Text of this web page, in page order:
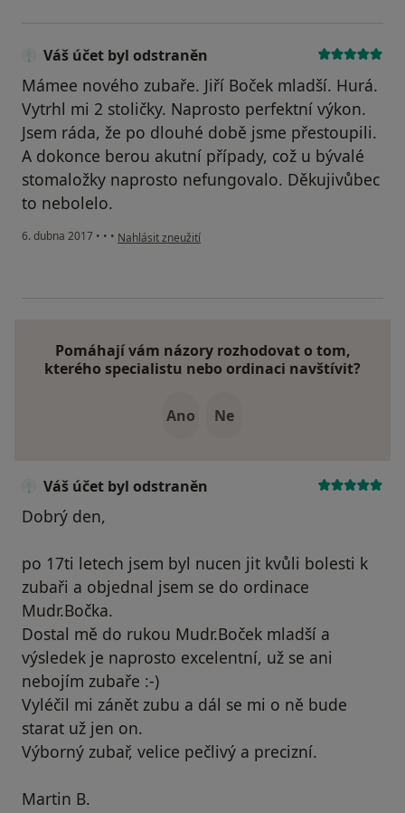
Váš účet byl odstraněn
Mámee nového zubaře. Jiří Boček mladší. Hurá.
Vytrhl mi 2 stoličky. Naprosto perfektní výkon.
Jsem ráda, že po dlouhé době jsme přestoupili.
A dokonce berou akutní případy, což u bývalé
stomaložky naprosto nefungovalo. Děkujivůbec
to nebolelo.
6. dubna 2017 • • • podle názoru uživatele Váš účet byl odstraněn
Nahlásit zneužití
Pomáhají vám názory rozhodovat o tom,
kterého specialistu nebo ordinaci navštívit?
Ano Ne
Váš účet byl odstraněn
Dobrý den,
po 17ti letech jsem byl nucen jit kvůli bolesti k
zubaři a objednal jsem se do ordinace
Mudr.Bočka.
Dostal mě do rukou Mudr.Boček mladší a
výsledek je naprosto excelentní, už se ani
nebojím zubaře :-)
Vyléčil mi zánět zubu a dál se mi o ně bude
starat už jen on.
Výborný zubař, velice pečlivý a precizní.
Martin B.